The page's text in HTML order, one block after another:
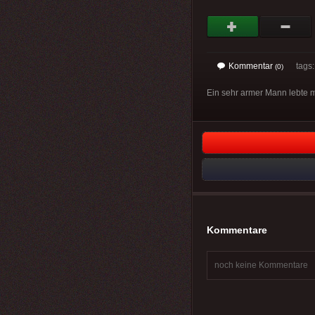
Kommentar (0)
Ein sehr armer Mann lebte
Kommentare
noch keine Kommentare